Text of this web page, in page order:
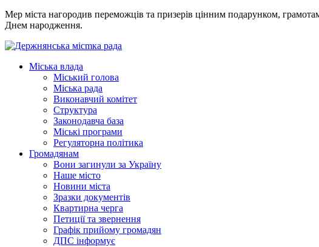
Мер міста нагородив переможців та призерів цінним подарунком,
Днем народження.
Міська влада
Міський голова
Міська рада
Виконавчий комітет
Структура
Законодавча база
Міські програми
Регуляторна політика
Громадянам
Вони загинули за Україну
Наше місто
Новини міста
Зразки документів
Квартирна черга
Петиції та звернення
Графік прийому громадян
ДПС інформує